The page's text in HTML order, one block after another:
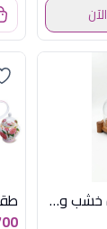
طبق تورتة بقاعدة خشب وغطاء أكريلك كبير من أكسفورد موديل QR2522
طقم